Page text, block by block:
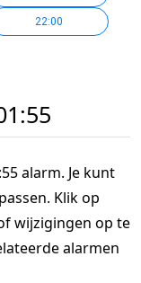
22:00
alarm. Je kunt
Klik op
wijzigingen op te
alarmen